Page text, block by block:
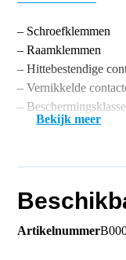
– Schroefklemmen
– Raamklemmen
– Hittebestendige
– Vernikkelde
–
Bekijk meer
Artikelnummer